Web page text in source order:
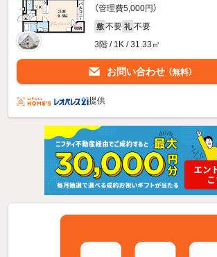
（管理費5,000円）
敷 不要 礼 不要
3階 / 1K / 31.33㎡
お問い合わせ （無料）
提供